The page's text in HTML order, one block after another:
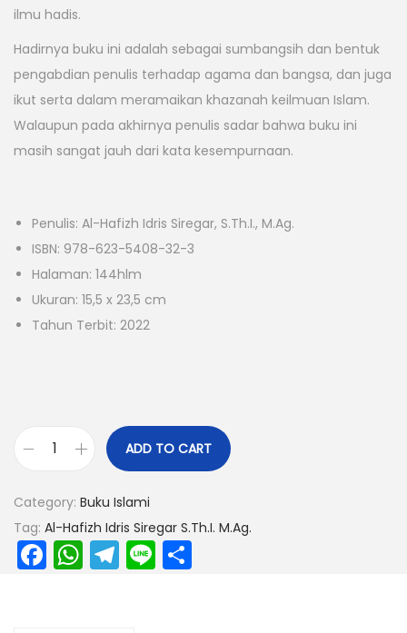
ilmu hadis.
Hadirnya buku ini adalah sebagai sumbangsih dan bentuk
pengabdian penulis terhadap agama dan bangsa, dan juga
ikut serta dalam meramaikan khazanah keilmuan Islam.
Walaupun pada akhirnya penulis sadar bahwa buku ini
masih sangat jauh dari kata kesempurnaan.
Penulis: Al-Hafizh Idris Siregar, S.Th.I., M.Ag.
ISBN: 978-623-5408-32-3
Halaman: 144hlm
Ukuran: 15,5 x 23,5 cm
Tahun Terbit: 2022
ADD TO CART
Category: Buku Islami
Tag: Al-Hafizh Idris Siregar S.Th.I. M.Ag.
F
a
W
h
T
el
Li
n